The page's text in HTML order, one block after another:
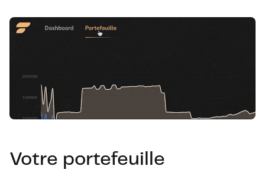
Votre portefeuille